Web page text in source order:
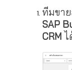
ทีมขา
SAP
CRM ไ